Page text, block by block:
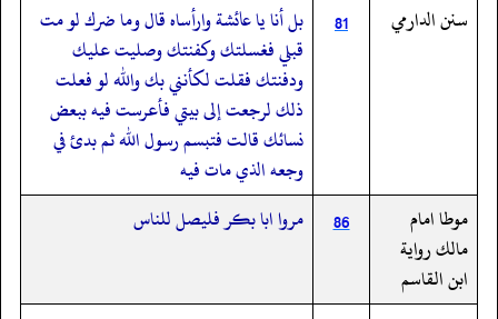
سنن الدارمي
81
بل أنا يا عائشة وارأساه قال وما ضرك لو مت
قبلي فغسلتك وكفنتك وصليت عليك
ودفنتك فقلت لكأنني بك والله لو فعلت
ذلك لرجعت إلى بيتي فأعرست فيه ببعض
نسائك قالت فتبسم رسول الله ثم بدئ في
وجعه الذي مات فيه
موطا امام
مالك رواية
ابن القاسم
86 مروا ابا بكر فليصل للناس